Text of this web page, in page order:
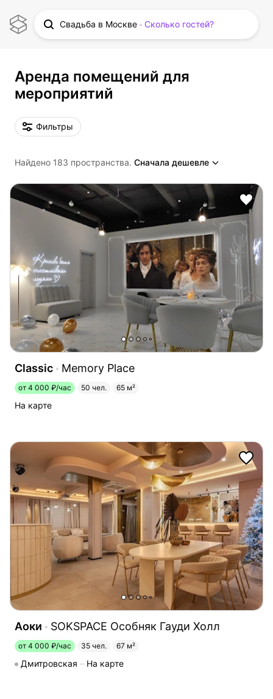
Свадьба в Москве Сколько гостей?
Аренда помещений для
мероприятий
Фильтры
Найдено 183 пространства. Сначала дешевле
Classic Memory Place
от 4 000 ₽/час 50 чел. 65 м²
На карте
Аоки SOKSPACE Особняк Гауди Холл
от 4 000 ₽/час 35 чел. 67 м²
Дмитровская На карте